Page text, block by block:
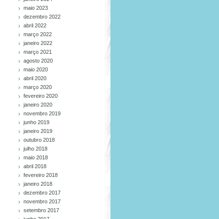
maio 2023
dezembro 2022
abril 2022
março 2022
janeiro 2022
março 2021
agosto 2020
maio 2020
abril 2020
março 2020
fevereiro 2020
janeiro 2020
novembro 2019
junho 2019
janeiro 2019
outubro 2018
julho 2018
maio 2018
abril 2018
fevereiro 2018
janeiro 2018
dezembro 2017
novembro 2017
setembro 2017